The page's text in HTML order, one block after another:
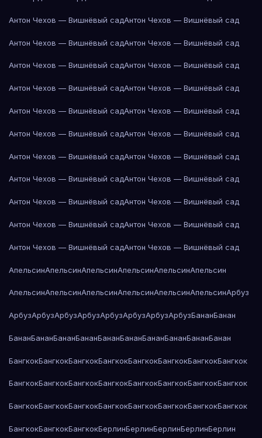
Антон Чехов — Вишнёвый садАнтон Чехов — Вишнёвый сад
Антон Чехов — Вишнёвый садАнтон Чехов — Вишнёвый сад
Антон Чехов — Вишнёвый садАнтон Чехов — Вишнёвый сад
Антон Чехов — Вишнёвый садАнтон Чехов — Вишнёвый сад
Антон Чехов — Вишнёвый садАнтон Чехов — Вишнёвый сад
Антон Чехов — Вишнёвый садАнтон Чехов — Вишнёвый сад
Антон Чехов — Вишнёвый садАнтон Чехов — Вишнёвый сад
Антон Чехов — Вишнёвый садАнтон Чехов — Вишнёвый сад
Антон Чехов — Вишнёвый садАнтон Чехов — Вишнёвый сад
Антон Чехов — Вишнёвый садАнтон Чехов — Вишнёвый сад
Антон Чехов — Вишнёвый садАнтон Чехов — Вишнёвый сад
АпельсинАпельсинАпельсинАпельсинАпельсинАпельсин
АпельсинАпельсинАпельсинАпельсинАпельсинАпельсинАрбуз
АрбузАрбузАрбузАрбузАрбузАрбузАрбузАрбузБананБанан
БананБананБананБананБананБананБананБананБананБанан
БангкокБангкокБангкокБангкокБангкокБангкокБангкокБангкок
БангкокБангкокБангкокБангкокБангкокБангкокБангкокБангкок
БангкокБангкокБангкокБангкокБангкокБангкокБангкокБангкок
БангкокБангкокБангкокБерлинБерлинБерлинБерлинБерлин